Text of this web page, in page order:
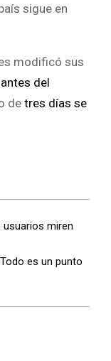
sigue en
modificó sus
del
detres días se
miren
es un punto